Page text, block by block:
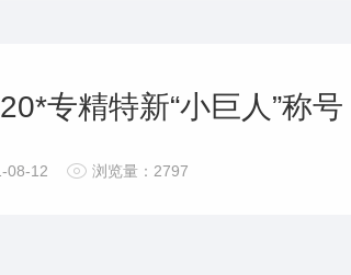
专精特新“小巨人”称号
08-12 浏览量：2797